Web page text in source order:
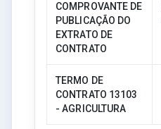
COMPROVANTE DE
PUBLICAÇÃO DO
EXTRATO DE
CONTRATO
TERMO DE
CONTRATO 13103
- AGRICULTURA